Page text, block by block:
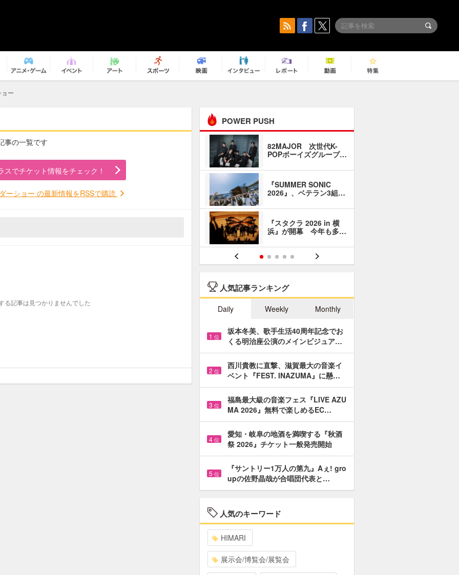
ー
事の一覧です
スでチケット情報をチェック！
ーショー の最新情報をRSSで購読
る記事は見つかりませんでした
POWER PUSH
ｎｄ ｃｌｕｂ
82MAJOR 次世代K-
POPボーイズグループ…
『SUMMER SONIC
2026』、ベテラン3組…
『スタクラ 2026 in 横
浜』が開幕 今年も多…
人気記事ランキング
Daily Weekly Monthly
1 位
坂本冬美、歌手生活40周年記念でお
くる明治座公演のメインビジュア…
2 位
西川貴教に直撃、滋賀最大の音楽イ
ベント『FEST. INAZUMA』に懸…
3 位
福島最大級の音楽フェス『LIVE AZU
MA 2026』無料で楽しめるEC…
4 位
愛知・岐阜の地酒を満喫する『秋酒
祭 2026』チケット一般発売開始
5 位
『サントリー1万人の第九』Aぇ! gro
upの佐野晶哉が合唱団代表と…
人気のキーワード
HIMARI
展示会/博覧会/展覧会